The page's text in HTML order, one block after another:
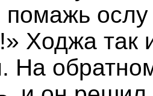
помажь
Ходжа так
На